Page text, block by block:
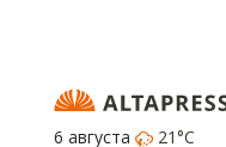
6 августа
21°C